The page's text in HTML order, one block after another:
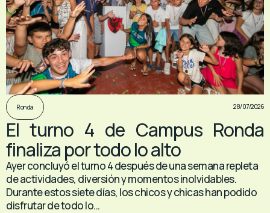
Ronda 28/07/2026
El turno 4 de Campus Ronda
finaliza por todo lo alto
Ayer concluyó el turno 4 después de una semana repleta
de actividades, diversión y momentos inolvidables.
Durante estos siete días, los chicos y chicas han podido
disfrutar de todo lo...